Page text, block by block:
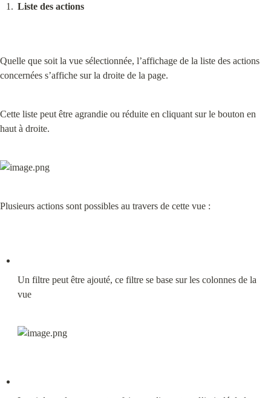
Liste des actions
Quelle que soit la vue sélectionnée, l’affichage de la liste des actions
concernées s’affiche sur la droite de la page.
Cette liste peut être agrandie ou réduite en cliquant sur le bouton en
haut à droite.
Plusieurs actions sont possibles au travers de cette vue :
Un filtre peut être ajouté, ce filtre se base sur les colonnes de la
vue